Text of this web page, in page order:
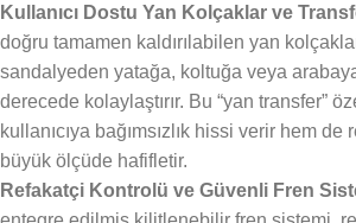
Kullanıcı Dostu Yan Kolçaklar ve
doğru tamamen kaldırılabilen yan
sandalyeden yatağa, koltuğa veya
derecede kolaylaştırır. Bu “yan transfer”
kullanıcıya bağımsızlık hissi verir hem
büyük ölçüde hafifletir.
Refakatçi Kontrolü ve Güvenli Fren